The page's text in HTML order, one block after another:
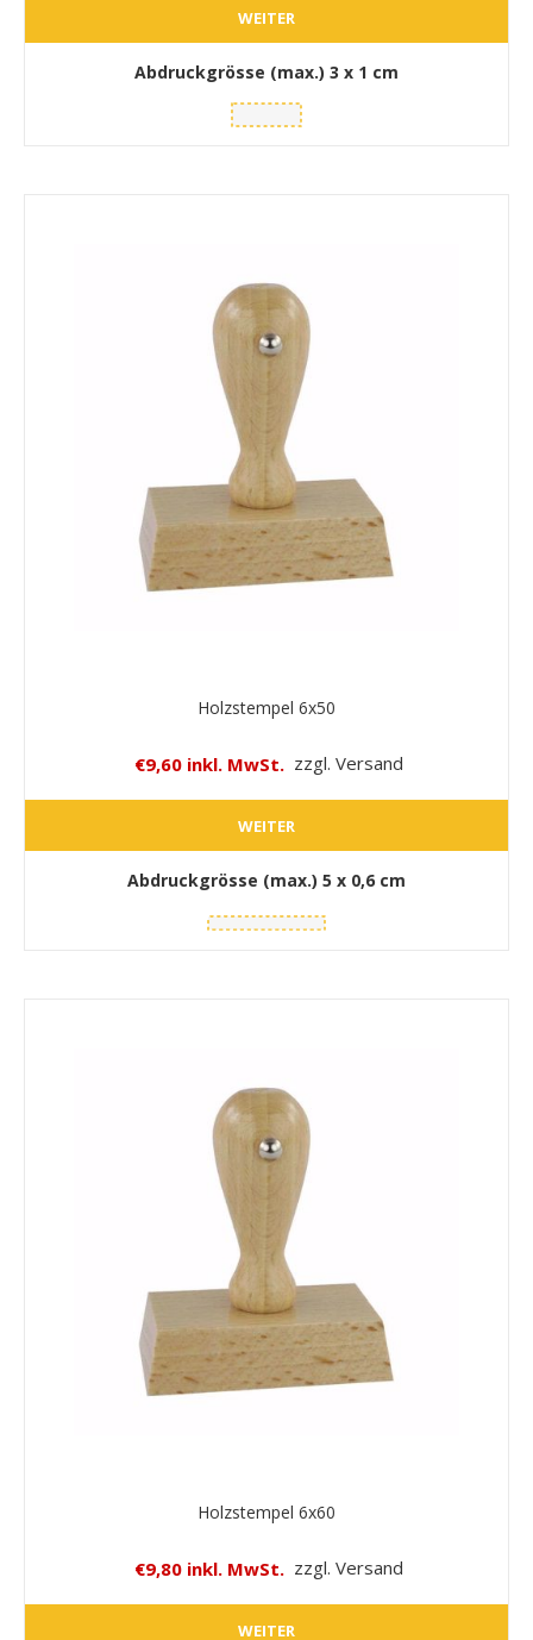
WEITER
Abdruckgrösse (max.) 3 x 1 cm
Holzstempel 6x50
€9,60 inkl. MwSt. zzgl. Versand
WEITER
Abdruckgrösse (max.) 5 x 0,6 cm
Holzstempel 6x60
€9,80 inkl. MwSt. zzgl. Versand
WEITER